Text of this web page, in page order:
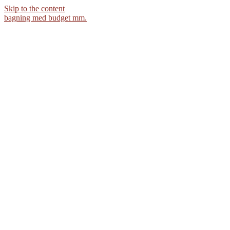
Skip to the content
bagning med budget mm.